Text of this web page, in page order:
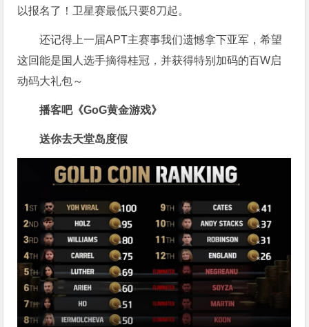
以报名了！卫星赛最低只要8刀起。
还记得上一届APT主赛事我们遗憾拿下亚军，希望
这回能是国人选手摘得桂冠，并获得特别加码的百W启
动码大礼包～
播客吧《GoG黄金游戏》
送你去天堂岛度假